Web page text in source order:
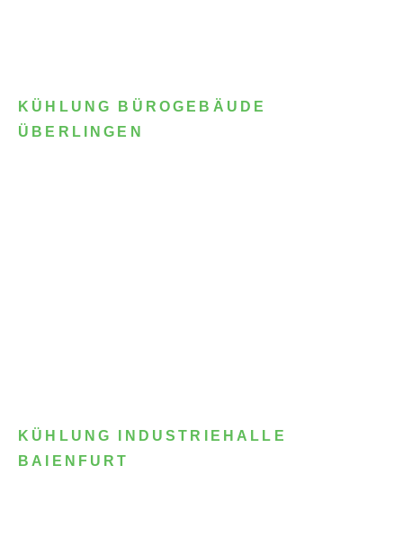
KÜHLUNG BÜROGEBÄUDE
ÜBERLINGEN
KÜHLUNG INDUSTRIEHALLE
BAIENFURT